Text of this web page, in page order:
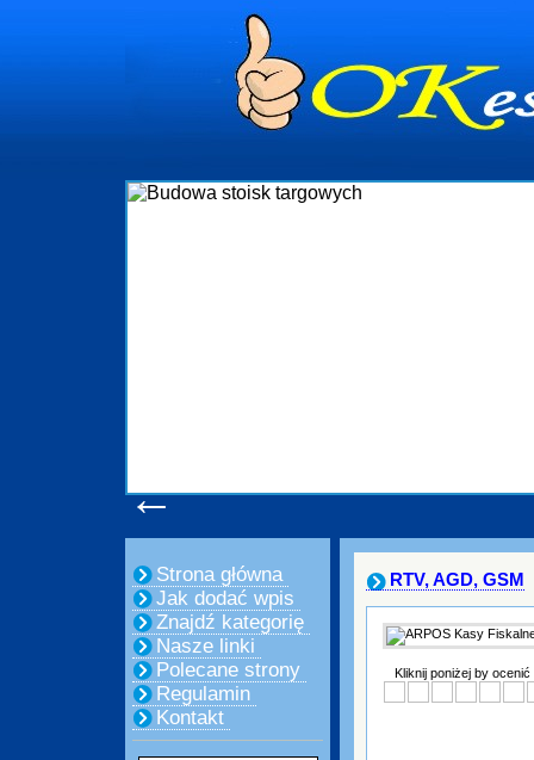
←
Strona główna
Jak dodać wpis
Znajdź kategorię
Nasze linki
Polecane strony
Regulamin
Kontakt
RTV, AGD, GSM
Kliknij poniżej by ocenić